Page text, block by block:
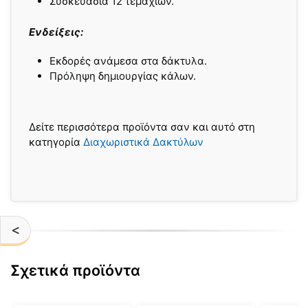
<
Ενδείξεις:
Εκδορές ανάμεσα στα δάκτυλα.
Πρόληψη δημιουργίας κάλων.
Δείτε περισσότερα προϊόντα σαν και αυτό στη
κατηγορία Διαχωριστικά Δακτύλων
Σχετικά προϊόντα